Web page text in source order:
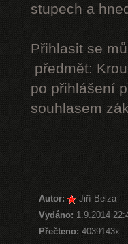
stupech a
Přihlasit se
předmět:
po přihlášení
souhlasem
Autor:
Jiří Belza
Vydáno: 1.9.2014
Přečteno: 4039143x